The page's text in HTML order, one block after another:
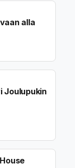
alla
Joulupukin